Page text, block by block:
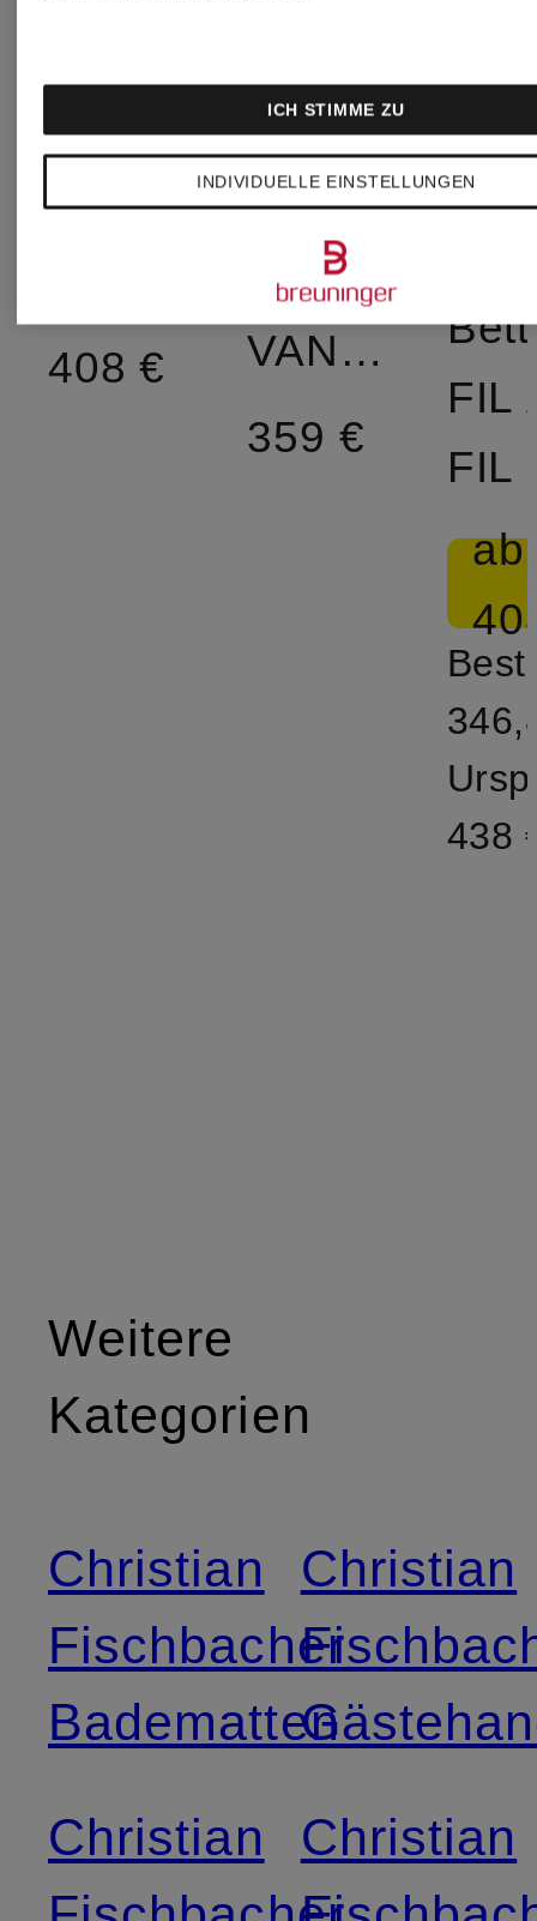
Fischbacher
Bettwäsche
408 €
Fischbacher
Unisex-
Bademantel
VANESSA
359 €
FIL
FIL
ab
438
Weitere
Kategorien
Christian
Fischbacher
Badematten
Christian
Christian
Christian
INDIVIDUELLE EINSTELLUNGEN
ICH STIMME ZU